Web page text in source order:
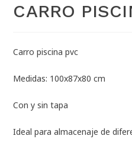
CARRO
Carro piscina pvc
Medidas: 100x87x80 cm
Con y sin tapa
Ideal para almacenaje de